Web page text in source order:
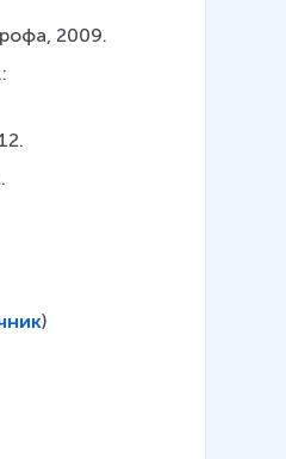
2009.
)